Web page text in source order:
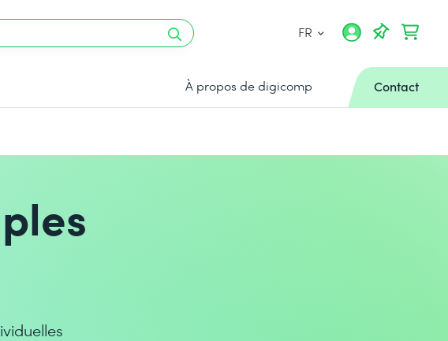
FR
À propos de digicomp Contact